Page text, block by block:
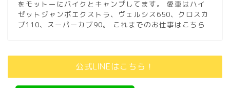
をモットーにバイクとキャンプしてます。 愛車はハイ
ゼットジャンボエクストラ、ヴェルシス650、クロスカ
ブ110、スーパーカブ90。
これまでのお仕事はこちら
公式LINEはこちら！